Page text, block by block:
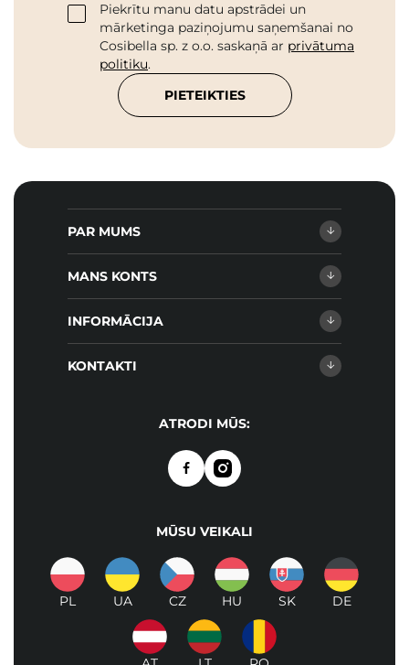
Piekrītu manu datu apstrādei un
mārketinga paziņojumu saņemšanai no
Cosibella sp. z o.o. saskaņā ar privātuma
politiku.
PIETEIKTIES
PAR MUMS
MANS KONTS
INFORMĀCIJA
KONTAKTI
ATRODI MŪS:
MŪSU VEIKALI
PL UA CZ HU SK DE